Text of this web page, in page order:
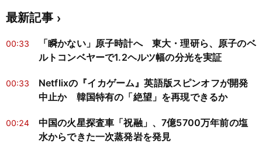
最新記事
00:33
「瞬かない」原子時計へ 東大・理研ら、原子のベ
ルトコンベヤーで1.2ヘルツ幅の分光を実証
00:33
Netflixの『イカゲーム』英語版スピンオフが開発
中止か 韓国特有の「絶望」を再現できるか
00:24
中国の火星探査車「祝融」、7億5700万年前の塩
水からできた一次蒸発岩を発見